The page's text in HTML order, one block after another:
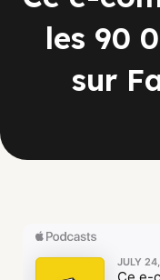
les 90
sur